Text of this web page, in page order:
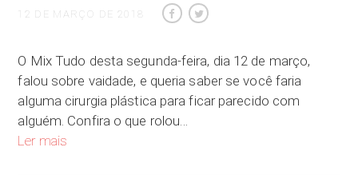
12 DE MARÇO DE 2018
O Mix Tudo desta segunda-feira, dia 12 de março,
falou sobre vaidade, e queria saber se você faria
alguma cirurgia plástica para ficar parecido com
alguém. Confira o que rolou…
Ler mais